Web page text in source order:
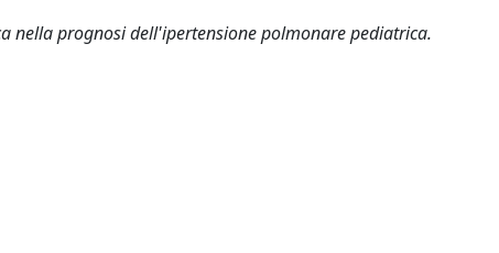
nella prognosi dell'ipertensione polmonare pediatrica.